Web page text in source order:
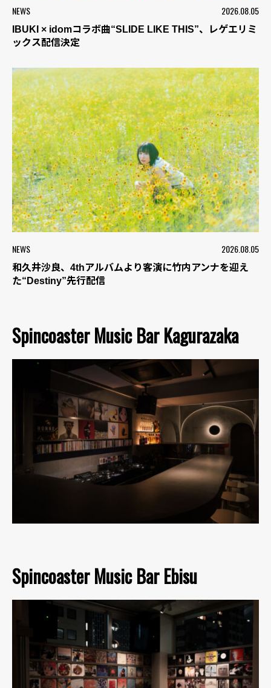
NEWS 2026.08.05
IBUKI × idomコラボ曲“SLIDE LIKE THIS”、レゲエリミ
ックス配信決定
NEWS 2026.08.05
和久井沙良、4thアルバムより客演に竹内アンナを迎え
た“Destiny”先行配信
Spincoaster Music Bar Kagurazaka
Spincoaster Music Bar Ebisu